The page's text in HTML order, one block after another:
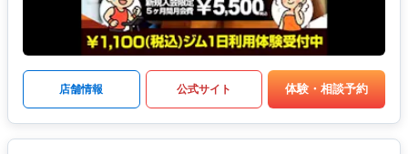
店舗情報 公式サイト 体験・相談予約